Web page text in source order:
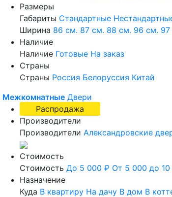
Размеры
Габариты Стандартные
Ширина 86 см. 87 см. 88 см. 96 см.
Наличие
Наличие Готовые На заказ
Страны
Страны Россия Белоруссия Китай
Межкомнатные Двери
Распродажа
Производители
Производители Александровские
Стоимость
Стоимость До 5 000 ₽ От 5 000 до
Назначение
Куда В квартиру На дачу В дом В